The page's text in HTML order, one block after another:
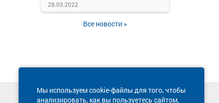
28.03.2022
Все новости »
Мы используем cookie-файлы для того, чтобы
анализировать, как вы пользуетесь сайтом,